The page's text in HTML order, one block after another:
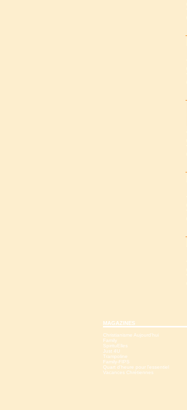
MAGAZINES
Christianisme Aujourd'hui
Family
SpirituElles
Just 4U
Trampoline
Family-FIPS
Quart d'heure pour l'essentiel
Vacances Chrétiennes